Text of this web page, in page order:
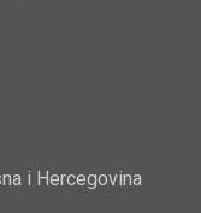
i Hercegovina